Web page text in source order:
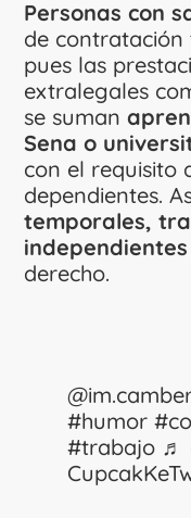
Personas con
de contratación
pues las
extralegales
se suman
Sena o
con el requisito
dependientes.
temporales,
independientes
derecho.
#humor
#trabajo ♬